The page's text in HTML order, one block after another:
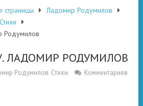
страницы
Ладомир Родумилов
Родумилов
ЛАДОМИР РОДУМИЛОВ
Родумилов. Стихи
Комментариев